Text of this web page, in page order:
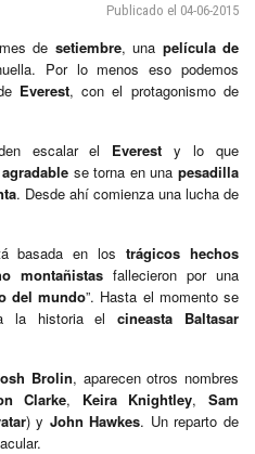
Publicado el 04-06-2015
de setiembre, una película de
Por lo menos eso podemos
Everest, con el protagonismo de
escalar el Everest y lo que
se torna en unapesadilla
. Desde ahí comienza una lucha de
basada en lostrágicos hechos
montañistasfallecieron por una
del mundo”. Hasta el momento se
a la historia elcineasta
Baltasar
Brolin, aparecen otros nombres
Clarke, Keira Knightley,Sam
) y John Hawkes. Un reparto de